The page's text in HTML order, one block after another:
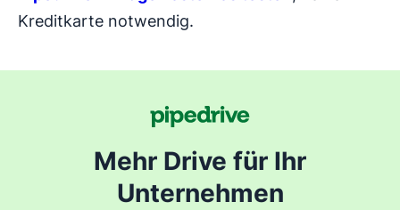
Kreditkarte notwendig.
Mehr Drive für Ihr
Unternehmen